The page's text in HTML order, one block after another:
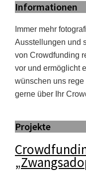
Informationen
Immer mehr
Ausstellungen und
von Crowdfunding
vor und ermöglicht
wünschen uns
gerne über Ihr
Projekte